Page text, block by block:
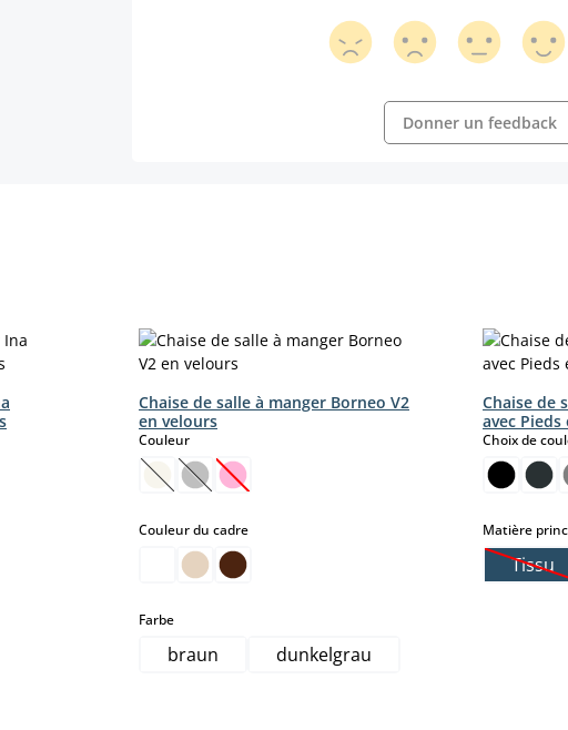
Donner un feedback
disponible pour le moment.)
disponible pour le moment.)
pas disponible pour le moment.)
Chaise de salle à manger Borneo V2
en velours
Couleurselect
(Cette option n'est pas disponible pour le moment.)
(Cette option n'est pas disponible pour le
(Cette option n'est pas disponible pour le
Couleur du cadreselect
Farbeselect
braun dunkelgrau
Chaise de
avec
Choix de
Matière
Tissu